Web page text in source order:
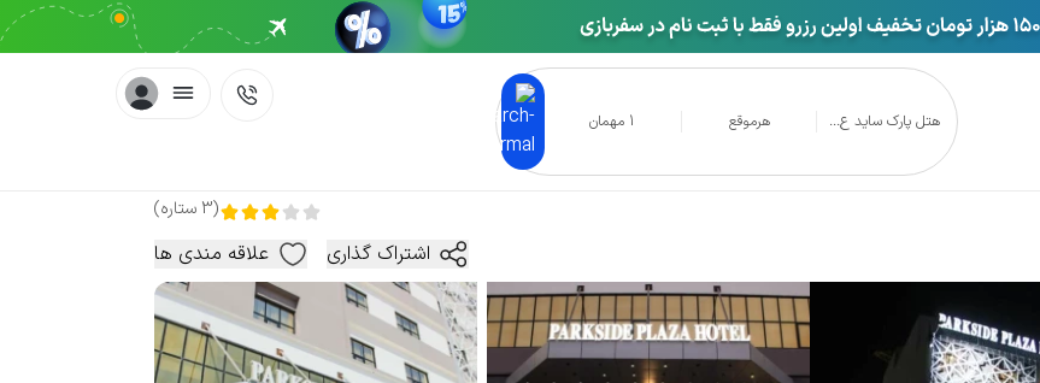
هتل پارک ساید ع... هرموقع 1 مهمان
(
3 ستاره)
اشتراک گذاری علاقه مندی ها